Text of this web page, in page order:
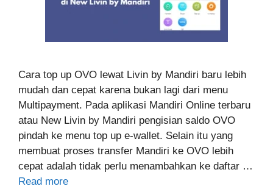
Cara top up OVO lewat Livin by Mandiri baru lebih
mudah dan cepat karena bukan lagi dari menu
Multipayment. Pada aplikasi Mandiri Online terbaru
atau New Livin by Mandiri pengisian saldo OVO
pindah ke menu top up e-wallet. Selain itu yang
membuat proses transfer Mandiri ke OVO lebih
cepat adalah tidak perlu menambahkan ke daftar …
Read more